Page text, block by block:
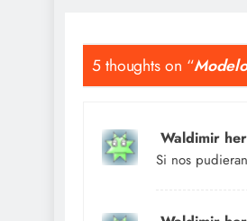
5 thoughts on “
Waldimir
Si nos